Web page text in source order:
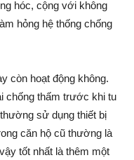
hóc, cộng với không
hỏng hệ thống chống
còn hoạt động không.
chống thấm trước khi tu
sử dụng thiết bị
căn hộ cũ thường là
tốt nhất là thêm một